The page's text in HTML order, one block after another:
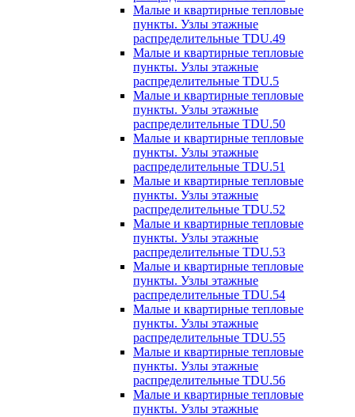
Малые и квартирные тепловые
пункты. Узлы этажные
распределительные TDU.49
Малые и квартирные тепловые
пункты. Узлы этажные
распределительные TDU.5
Малые и квартирные тепловые
пункты. Узлы этажные
распределительные TDU.50
Малые и квартирные тепловые
пункты. Узлы этажные
распределительные TDU.51
Малые и квартирные тепловые
пункты. Узлы этажные
распределительные TDU.52
Малые и квартирные тепловые
пункты. Узлы этажные
распределительные TDU.53
Малые и квартирные тепловые
пункты. Узлы этажные
распределительные TDU.54
Малые и квартирные тепловые
пункты. Узлы этажные
распределительные TDU.55
Малые и квартирные тепловые
пункты. Узлы этажные
распределительные TDU.56
Малые и квартирные тепловые
пункты. Узлы этажные